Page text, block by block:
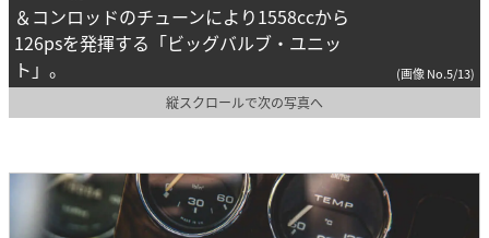
＆コンロッドのチューンにより1558ccから
126psを発揮する「ビッグバルブ・ユニッ
ト」。
(画像 No.5/13)
縦スクロールで次の写真へ